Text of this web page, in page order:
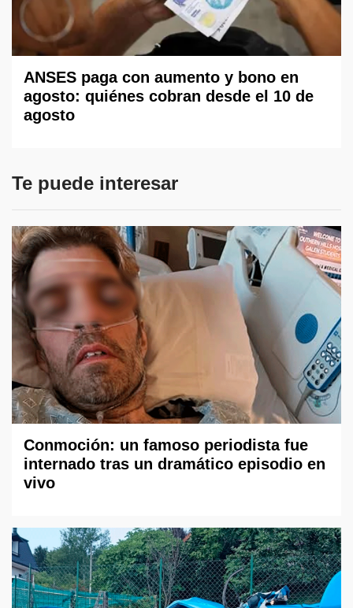
ANSES paga con aumento y bono en
agosto: quiénes cobran desde el 10 de
agosto
Te puede interesar
Conmoción: un famoso periodista fue
internado tras un dramático episodio en
vivo